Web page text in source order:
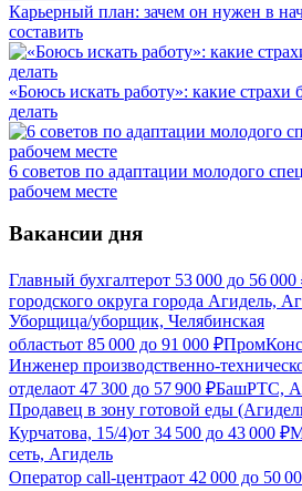
Карьерный план: зачем он нужен в
составить
«Боюсь искать работу»: какие
делать
6 советов по адаптации молодого
рабочем месте
Вакансии дня
Главный бухгалтерот 53 000 до 56 000
городского округа города Агидель,
Уборщица/уборщик, Челябинская
областьот 85 000 до 91 000 ₽
Инженер производственно-
отделаот 47 300 до 57 900 ₽БашРТС,
Продавец в зону готовой еды
Курчатова, 15/4)от 34 500 до 43 000 ₽
сеть, Агидель
Оператор call-центраот 42 000 до 50